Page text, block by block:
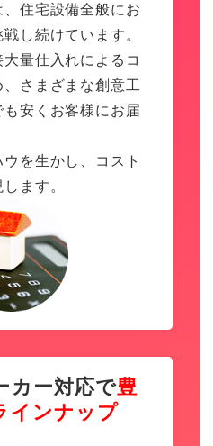
住宅設備全般にお
し続けています。
量仕入れによるコ
さまざまな創意工
安くお客様にお届
を生かし、コスト
ます。
カー対応で豊
インナップ